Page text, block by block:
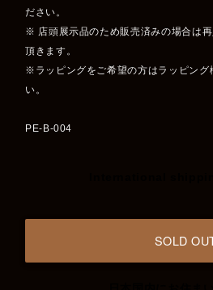
ださい。
※ 店頭展示品のため販売済みの場合は
頂きます。
※ラッピングをご希望の方はラッピング
い。
PE-B-004
SOLD